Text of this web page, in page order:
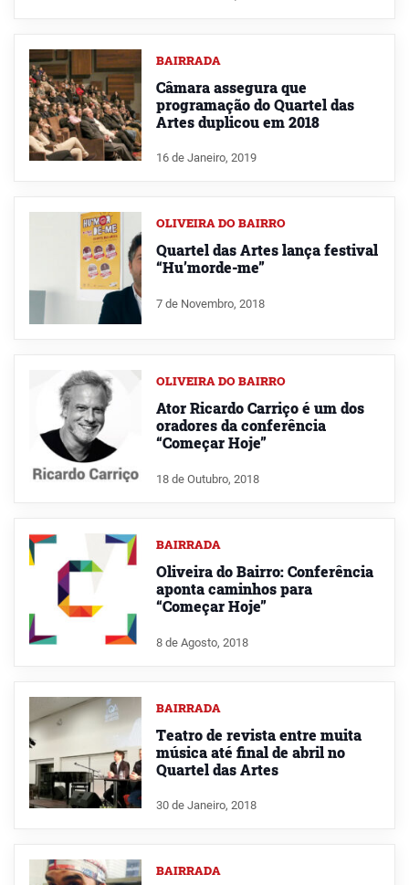
BAIRRADA
Câmara assegura que
programação do Quartel das
Artes duplicou em 2018
16 de Janeiro, 2019
OLIVEIRA DO BAIRRO
Quartel das Artes lança festival
“Hu’morde-me”
7 de Novembro, 2018
OLIVEIRA DO BAIRRO
Ator Ricardo Carriço é um dos
oradores da conferência
“Começar Hoje”
18 de Outubro, 2018
BAIRRADA
Oliveira do Bairro: Conferência
aponta caminhos para
“Começar Hoje”
8 de Agosto, 2018
BAIRRADA
Teatro de revista entre muita
música até final de abril no
Quartel das Artes
30 de Janeiro, 2018
BAIRRADA